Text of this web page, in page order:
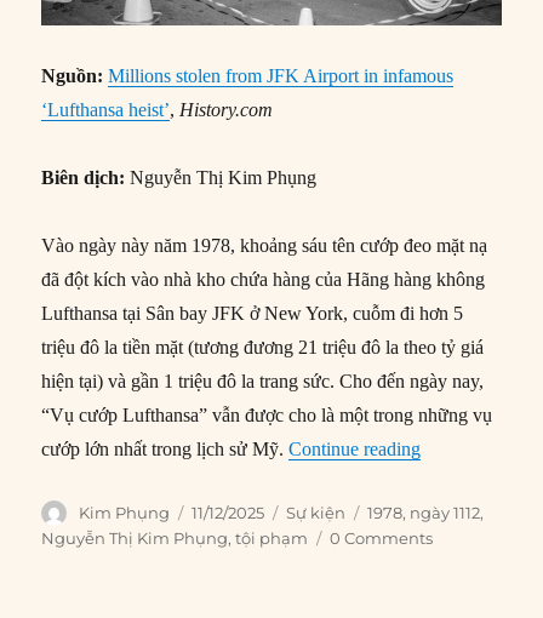
Nguồn:Millions stolen from JFK Airport in infamous
‘Lufthansa heist’, History.com
Biên dịch: Nguyễn Thị Kim Phụng
Vào ngày này năm 1978, khoảng sáu tên cướp đeo mặt nạ
đã đột kích vào nhà kho chứa hàng của Hãng hàng không
Lufthansa tại Sân bay JFK ở New York, cuỗm đi hơn 5
triệu đô la tiền mặt (tương đương 21 triệu đô la theo tỷ giá
hiện tại) và gần 1 triệu đô la trang sức. Cho đến ngày nay,
“Vụ cướp Lufthansa” vẫn được cho là một trong những vụ
cướp lớn nhất trong lịch sử Mỹ.Continue reading“11/12/1978:
Author
Kim Phụng
Posted
on
11/12/2025 Categories
Sự kiện Tags
1978, ngày 1112,
Nguyễn Thị Kim Phụng,tội phạm 0 Comments